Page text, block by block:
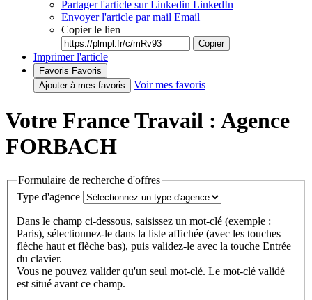
Partager l'article sur Linkedin LinkedIn
Envoyer l'article par mail Email
Copier le lien
Copier
Imprimer l'article
Favoris Favoris
Ajouter à mes favoris
Voir mes favoris
Votre France Travail : Agence
FORBACH
Formulaire de recherche d'offres
Type d'agence
Dans le champ ci-dessous, saisissez un mot-clé (exemple :
Paris), sélectionnez-le dans la liste affichée (avec les touches
flèche haut et flèche bas), puis validez-le avec la touche Entrée
du clavier.
Vous ne pouvez valider qu'un seul mot-clé. Le mot-clé validé
est situé avant ce champ.